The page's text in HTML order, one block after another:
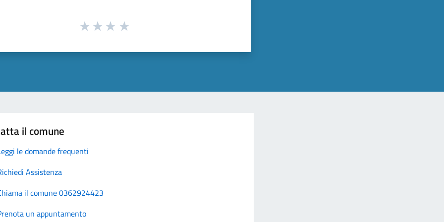
il comune
le domande frequenti
Assistenza
il comune 0362924423
un appuntamento